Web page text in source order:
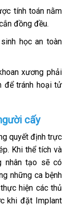
tính toán nằm
đồng đều.
học an toàn
xương phải
để tránh hoại tử
cấy
quyết định trực
Khi thể tích và
nhân tạo sẽ có
những ca bệnh
hiện các thủ
khi đặt Implant